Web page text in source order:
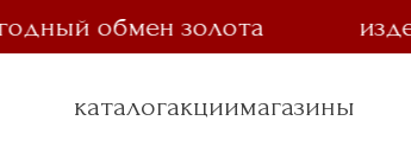
обмен золота
каталогакциимагазины